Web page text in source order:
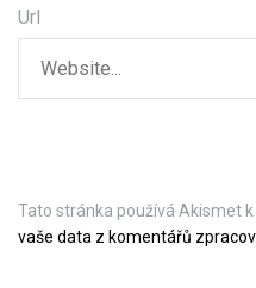
p
v
k
Url
Tato stránka používá Akismet
vaše data z komentářů